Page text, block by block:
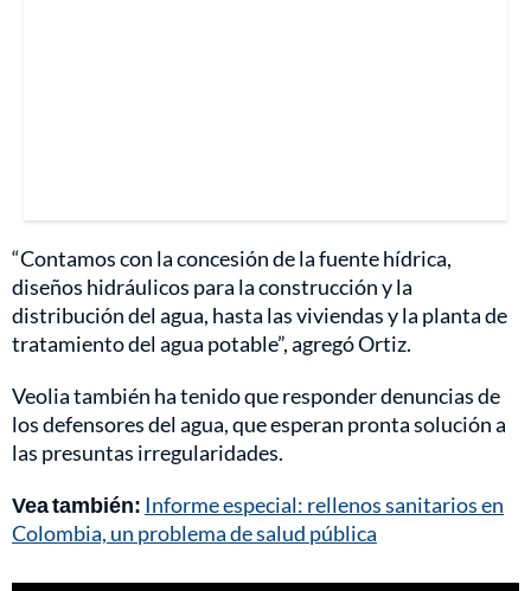
“Contamos con la concesión de la fuente hídrica,
diseños hidráulicos para la construcción y la
distribución del agua, hasta las viviendas y la planta de
tratamiento del agua potable”, agregó Ortiz.
Veolia también ha tenido que responder denuncias de
los defensores del agua, que esperan pronta solución a
las presuntas irregularidades.
Vea también: Informe especial: rellenos sanitarios en
Colombia, un problema de salud pública